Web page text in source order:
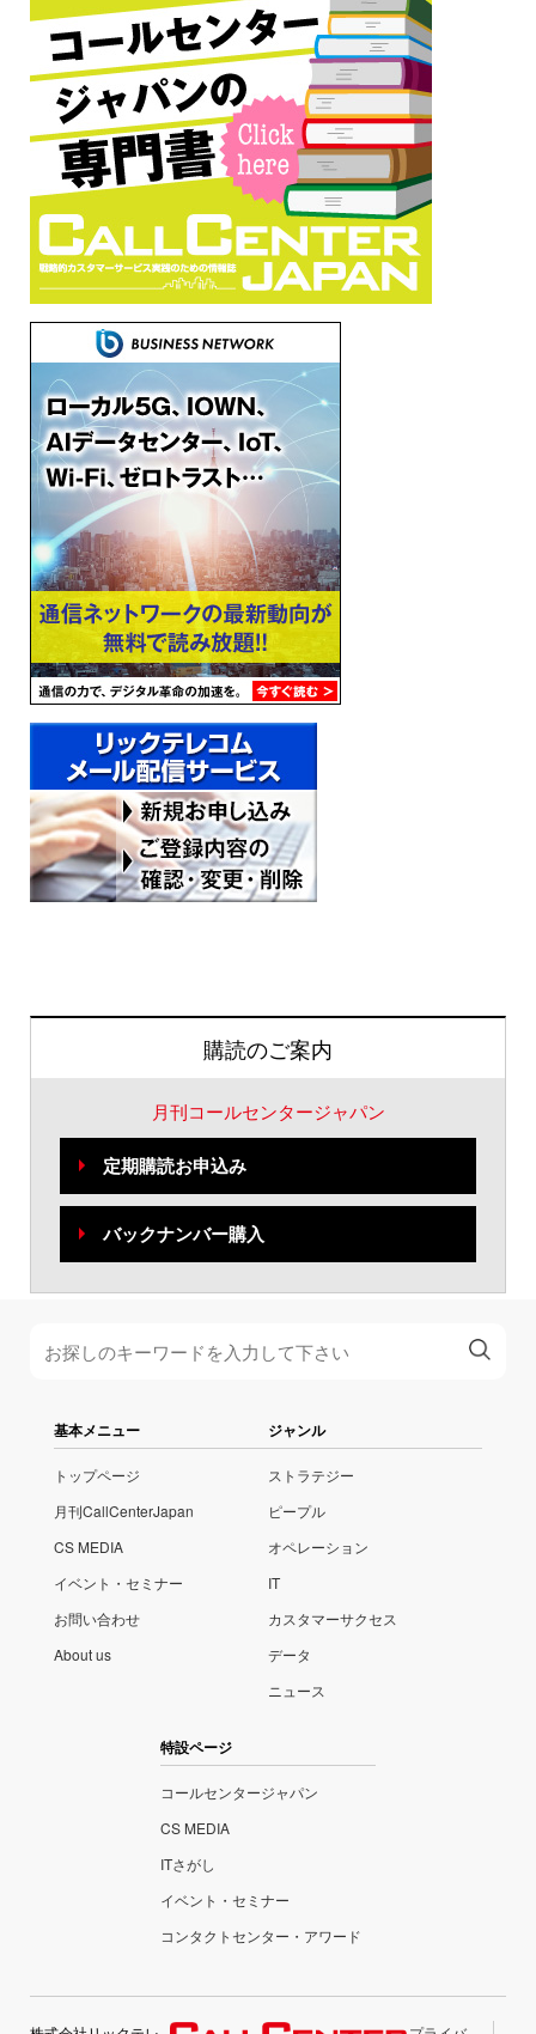
購読のご案内
月刊コールセンタージャパン
定期購読お申込み
バックナンバー購入
基本メニュー
トップページ
月刊CallCenterJapan
CS MEDIA
イベント・セミナー
お問い合わせ
About us
ジャンル
ストラテジー
ピープル
オペレーション
IT
カスタマーサクセス
データ
ニュース
特設ページ
コールセンタージャパン
CS MEDIA
ITさがし
イベント・セミナー
コンタクトセンター・アワード